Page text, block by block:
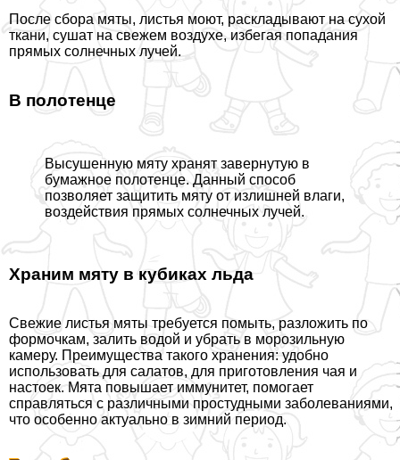
После сбора мяты, листья моют, раскладывают на сухой
ткани, сушат на свежем воздухе, избегая попадания
прямых солнечных лучей.
В полотенце
Высушенную мяту хранят завернутую в
бумажное полотенце. Данный способ
позволяет защитить мяту от излишней влаги,
воздействия прямых солнечных лучей.
Храним мяту в кубиках льда
Свежие листья мяты требуется помыть, разложить по
формочкам, залить водой и убрать в морозильную
камеру. Преимущества такого хранения: удобно
использовать для салатов, для приготовления чая и
настоек. Мята повышает иммунитет, помогает
справляться с различными простудными заболеваниями,
что особенно актуально в зимний период.